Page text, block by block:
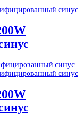
синус
синус